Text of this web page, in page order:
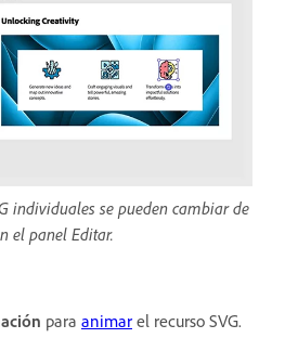
individuales se pueden cambiar de
el panel Editar.
para animar el recurso SVG.